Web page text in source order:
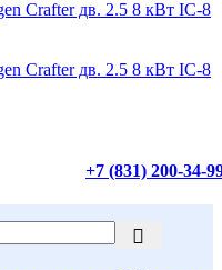
+7 (831) 200-34-